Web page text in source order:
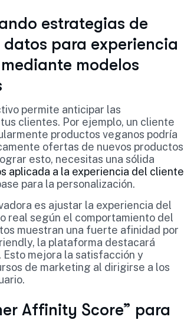
estrategias de
para experiencia
modelos
permite anticipar las
clientes. Por ejemplo, un cliente
productos veganos podría
ofertas de nuevos productos
esto, necesitas una sólida
aplicada a la experiencia del cliente
para la personalización.
es ajustar la experiencia del
real según el comportamiento del
muestran una fuerte afinidad por
la plataforma destacará
Esto mejora la satisfacción y
de marketing al dirigirse a los
Affinity Score” para